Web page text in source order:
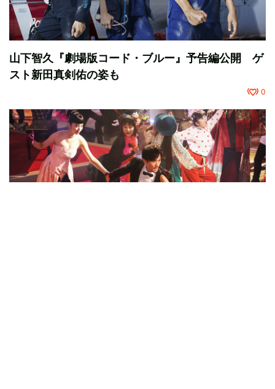
山下智久『劇場版コード・ブルー』予告編公開 ゲ
スト新田真剣佑の姿も
0